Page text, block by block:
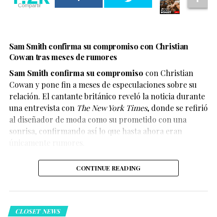
necesidad de identificar claramente este tipo de
En este caso, el objetivo del video parece ser
únicamente divertir a los seguidores de X-Men, quienes
del momento.
En el escenario, Ariana compartió que durante mucho
bienestar y establecer límites para cuidar su salud
emocional.
Compartir
Sam Smith confirma su compromiso con Christian
Cowan tras meses de rumores
Sam Smith confirma su compromiso con Christian
Cowan y pone fin a meses de especulaciones sobre su
relación. El cantante británico reveló la noticia durante
una entrevista con The New York Times, donde se refirió
al diseñador de moda como su prometido con una
sonrisa, confirmando así lo que hasta ahora eran
CONTINUE READING
CLOSET NEWS